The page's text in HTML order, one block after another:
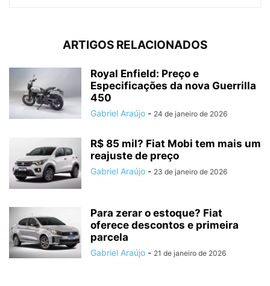
ARTIGOS RELACIONADOS
Royal Enfield: Preço e
Especificações da nova Guerrilla
450
Gabriel Araújo - 24 de janeiro de 2026
R$ 85 mil? Fiat Mobi tem mais um
reajuste de preço
Gabriel Araújo - 23 de janeiro de 2026
Para zerar o estoque? Fiat
oferece descontos e primeira
parcela
Gabriel Araújo - 21 de janeiro de 2026